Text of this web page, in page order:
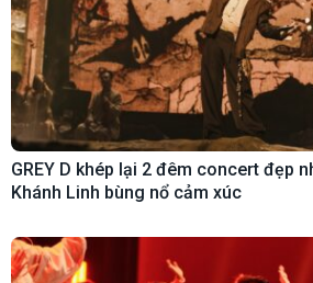
GREY D khép lại 2 đêm concert đẹp
Khánh Linh bùng nổ cảm xúc